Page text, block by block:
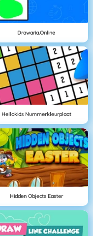
Drawaria.online
Hellokids Nummerkleurplaat
Hidden Objects Easter